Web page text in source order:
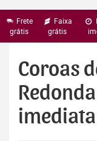
Frete
grátis
Faixa
grátis
Coroas